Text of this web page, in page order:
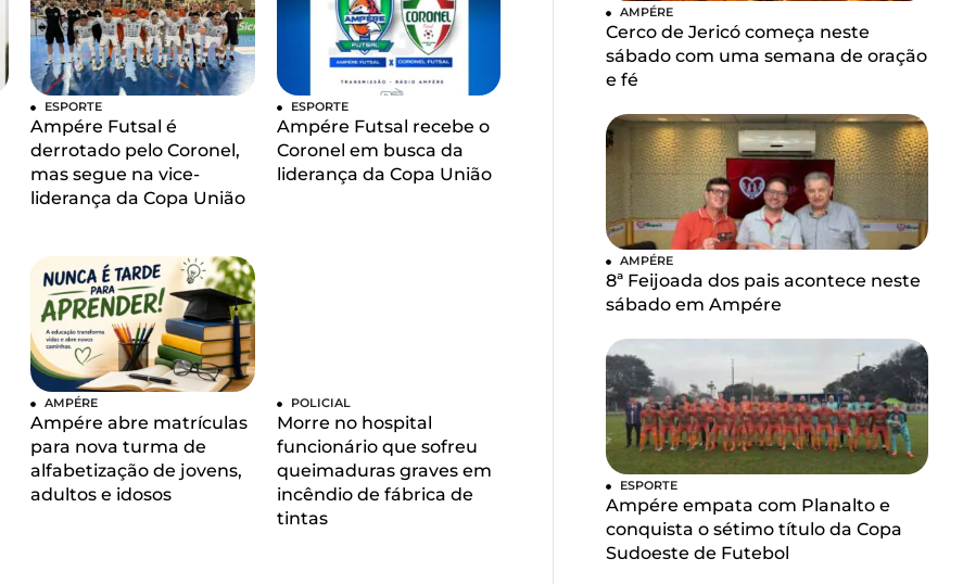
ESPORTE
Ampére Futsal é
derrotado pelo Coronel,
mas segue na vice-
liderança da Copa União
ESPORTE
Ampére Futsal recebe o
Coronel em busca da
liderança da Copa União
AMPÉRE
Ampére abre matrículas
para nova turma de
alfabetização de jovens,
adultos e idosos
POLICIAL
Morre no hospital
funcionário que sofreu
queimaduras graves em
incêndio de fábrica de
tintas
AMPÉRE
Cerco de Jericó começa neste
sábado com uma semana de oração
e fé
AMPÉRE
8ª Feijoada dos pais acontece neste
sábado em Ampére
ESPORTE
Ampére empata com Planalto e
conquista o sétimo título da Copa
Sudoeste de Futebol